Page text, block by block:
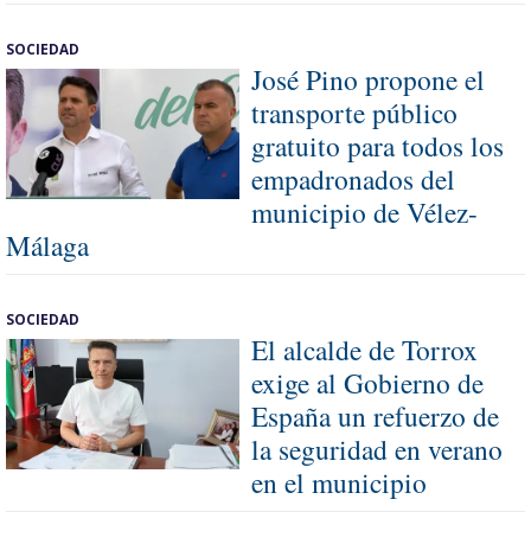
SOCIEDAD
José Pino propone el
transporte público
gratuito para todos los
empadronados del
municipio de Vélez-
Málaga
SOCIEDAD
El alcalde de Torrox
exige al Gobierno de
España un refuerzo de
la seguridad en verano
en el municipio